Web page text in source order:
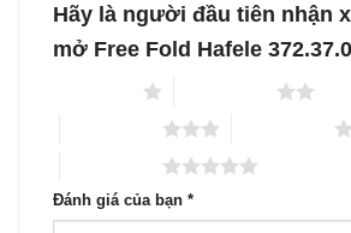
Hãy là người đầu tiên nhận
mở Free Fold Hafele
Đánh giá của bạn *